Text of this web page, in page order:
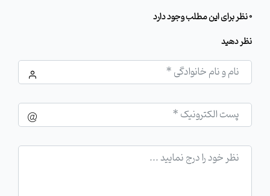
0 نظر برای این مطلب وجود دارد
نظر دهید